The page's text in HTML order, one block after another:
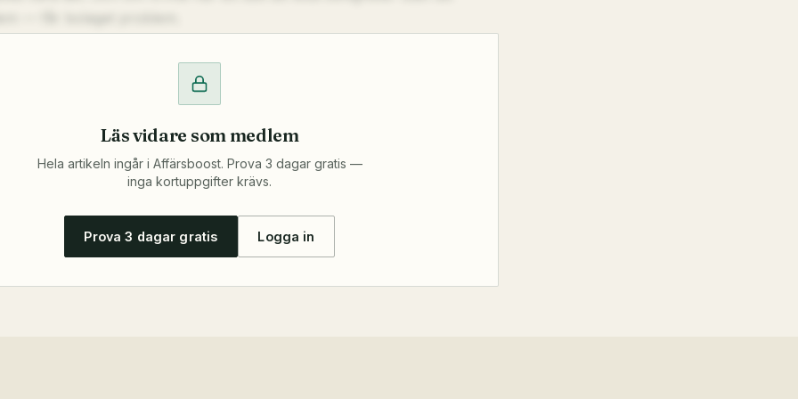
Läs vidare som medlem
Hela artikeln ingår i Affärsboost. Prova 3 dagar gratis —
inga kortuppgifter krävs.
Prova 3 dagar gratis Logga in